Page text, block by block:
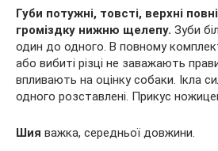
Губи потужні, товсті, верхні
громіздку нижню щелепу. Зуби
один до одного. В повному
або вибиті різці не заважають
впливають на оцінку собаки. Ікла
одного розставлені. Прикус
Шия важка, середньої довжини.